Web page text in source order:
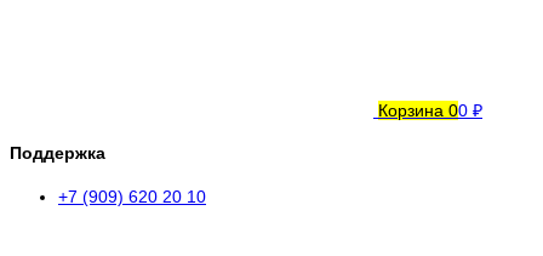
Корзина 00 ₽
Поддержка
+7 (909) 620 20 10